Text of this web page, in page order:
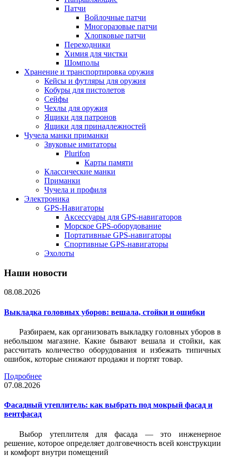
Патчи
Войлочные патчи
Многоразовые патчи
Хлопковые патчи
Переходники
Химия для чистки
Шомполы
Хранение и транспортировка оружия
Кейсы и футляры для оружия
Кобуры для пистолетов
Сейфы
Чехлы для оружия
Ящики для патронов
Ящики для принадлежностей
Чучела манки приманки
Звуковые имитаторы
Plurifon
Карты памяти
Классические манки
Приманки
Чучела и профиля
Электроника
GPS-Навигаторы
Аксессуары для GPS-навигаторов
Морское GPS-оборудование
Портативные GPS-навигаторы
Спортивные GPS-навигаторы
Эхолоты
Наши новости
08.08.2026
Выкладка головных уборов: вешала, стойки и ошибки
Разбираем, как организовать выкладку головных уборов в
небольшом магазине. Какие бывают вешала и стойки, как
рассчитать количество оборудования и избежать типичных
ошибок, которые снижают продажи и портят товар.
Подробнее
07.08.2026
Фасадный утеплитель: как выбрать под мокрый фасад и
вентфасад
Выбор утеплителя для фасада — это инженерное
решение, которое определяет долговечность всей конструкции
и комфорт внутри помещений